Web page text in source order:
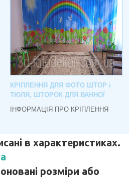
КРІПЛЕННЯ ДЛЯ ФОТО ШТОР і
ТЮЛЯ, ШТОРОК ДЛЯ ВАННОЇ
ІНФОРМАЦІЯ ПРО КРІПЛЕННЯ
в характеристиках.
розміри або